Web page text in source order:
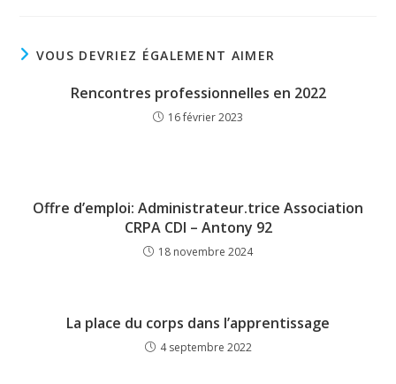
VOUS DEVRIEZ ÉGALEMENT AIMER
Rencontres professionnelles en 2022
16 février 2023
Offre d’emploi: Administrateur.trice Association
CRPA CDI – Antony 92
18 novembre 2024
La place du corps dans l’apprentissage
4 septembre 2022